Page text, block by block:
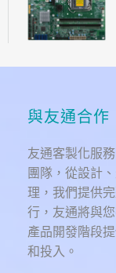
與友通合作
友通客製化服
團隊，從設計
理，我們提供
行，友通將與
產品開發階段
和投入。